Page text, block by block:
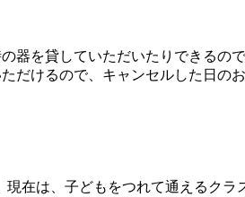
器を貸していただいたりできるの
だけるので、キャンセルした日の
在は、子どもをつれて通えるクラ